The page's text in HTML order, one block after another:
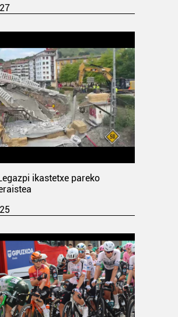
ikastetxe pareko